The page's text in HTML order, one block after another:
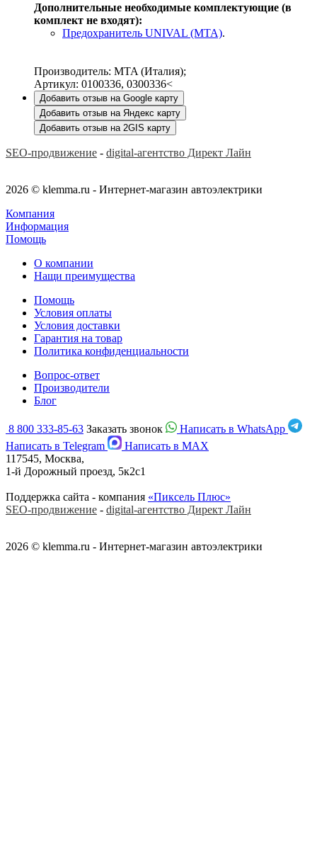
Дополнительные необходимые комплектующие (в
комплект не входят):
Предохранитель UNIVAL (MTA).
Производитель: MTA (Италия);
Артикул: 0100336, 0300336<
Добавить отзыв на Google карту
Добавить отзыв на Яндекс карту
Добавить отзыв на 2GIS карту
SEO-продвижение - digital-агентство Директ Лайн
2026 © klemma.ru - Интернет-магазин автоэлектрики
Компания
Информация
Помощь
О компании
Нащи преимущества
Помощь
Условия оплаты
Условия доставки
Гарантия на товар
Политика конфиденциальности
Вопрос-ответ
Производители
Блог
8 800 333-85-63 Заказать звонок
Написать в WhatsApp
Написать в Telegram
Написать в MAX
117545, Москва,
1-й Дорожный проезд, 5к2с1
Поддержка сайта - компания «Пиксель Плюс»
SEO-продвижение - digital-агентство Директ Лайн
2026 © klemma.ru - Интернет-магазин автоэлектрики